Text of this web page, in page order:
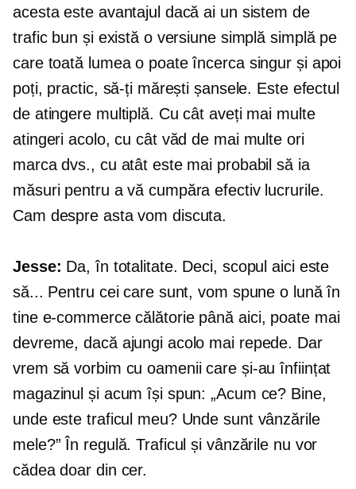
acesta este avantajul dacă ai un sistem de
trafic bun și există o versiune simplă simplă pe
care toată lumea o poate încerca singur și apoi
poți, practic, să-ți mărești șansele. Este efectul
de atingere multiplă. Cu cât aveți mai multe
atingeri acolo, cu cât văd de mai multe ori
marca dvs., cu atât este mai probabil să ia
măsuri pentru a vă cumpăra efectiv lucrurile.
Cam despre asta vom discuta.
Jesse: Da, în totalitate. Deci, scopul aici este
să... Pentru cei care sunt, vom spune o lună în
tine e-commercecălătorie până aici, poate mai
devreme, dacă ajungi acolo mai repede. Dar
vrem să vorbim cu oamenii care și-au înființat
magazinul și acum își spun: „Acum ce? Bine,
unde este traficul meu? Unde sunt vânzările
mele?” În regulă. Traficul și vânzările nu vor
cădea doar din cer.